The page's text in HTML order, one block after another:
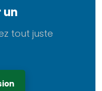
un
tout juste